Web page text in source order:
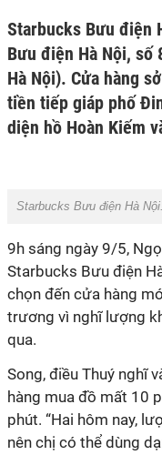
Starbucks Bưu điện
Bưu điện Hà Nội, số
Hà Nội). Cửa hàng
tiền tiếp giáp phố
diện hồ Hoàn Kiếm
Starbucks Bưu điện Hà
9h sáng ngày 9/5,
Starbucks Bưu điện
chọn đến cửa hàng
trương vì nghĩ lượng
qua.
Song, điều Thuý nghĩ
hàng mua đồ mất 10
phút. “Hai hôm nay,
nên chị có thể dùng